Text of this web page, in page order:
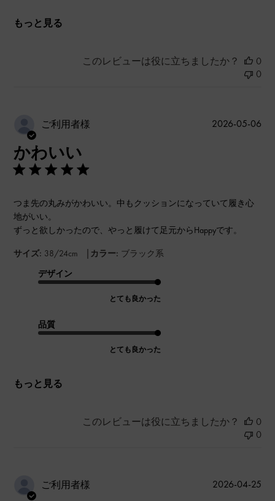
もっと見る
このレビューは役に立ちましたか？
0
0
ご利用者様
かわいい
つま先の丸みがかわいい。中もクッションになっていて履き心
地がいい。
ずっと欲しかったので、やっと履けて足元からHappyです。
サイズ: 38/24cm | カラー: ブラック系
デザイン
とても良かった
品質
とても良かった
もっと見る
公
2026-05-06
このレビューは役に立ちましたか？
0
0
ご利用者様
公
2026-04-25